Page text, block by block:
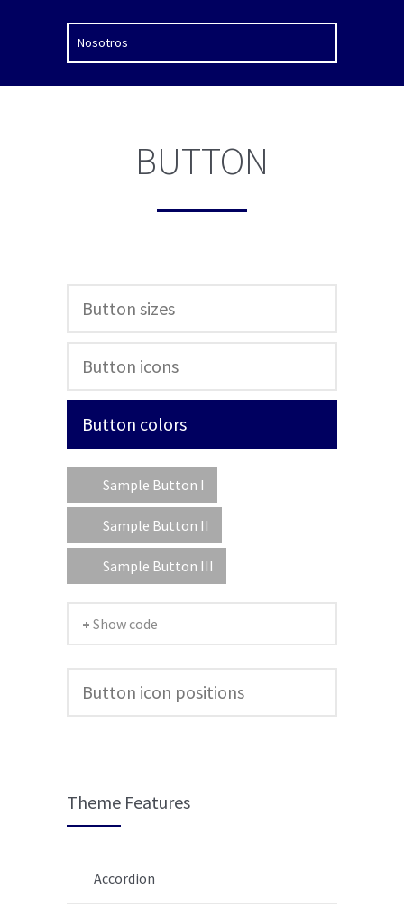
BUTTON
Button sizes
Button icons
Button colors
Sample Button I
Sample Button II
Sample Button III
+ Show code
Button icon positions
Theme Features
Accordion